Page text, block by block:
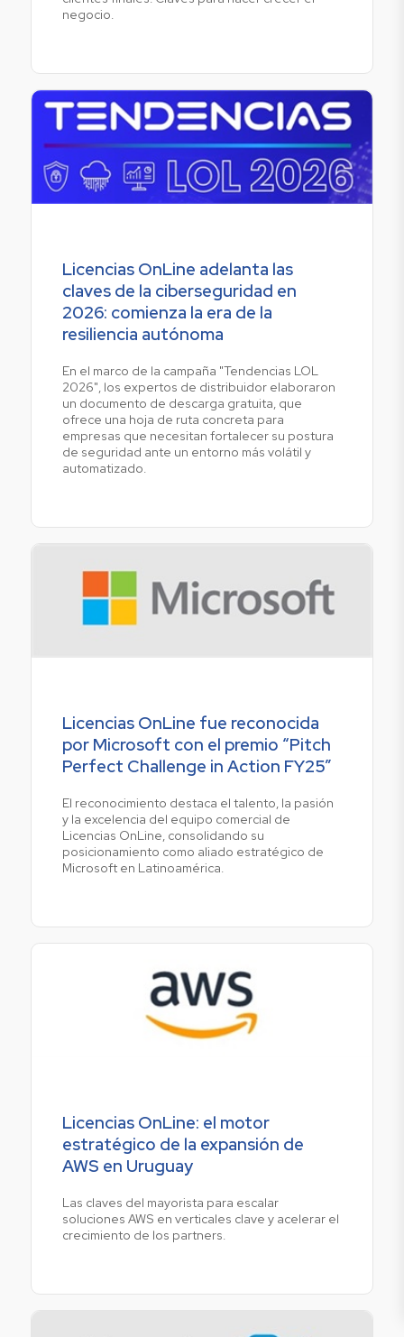
negocio.
Licencias OnLine adelanta las
claves de la ciberseguridad en
2026: comienza la era de la
resiliencia autónoma
En el marco de la campaña "Tendencias LOL
2026", los expertos de distribuidor elaboraron
un documento de descarga gratuita, que
ofrece una hoja de ruta concreta para
empresas que necesitan fortalecer su postura
de seguridad ante un entorno más volátil y
automatizado.
Licencias OnLine fue reconocida
por Microsoft con el premio “Pitch
Perfect Challenge in Action FY25”
El reconocimiento destaca el talento, la pasión
y la excelencia del equipo comercial de
Licencias OnLine, consolidando su
posicionamiento como aliado estratégico de
Microsoft en Latinoamérica.
Licencias OnLine: el motor
estratégico de la expansión de
AWS en Uruguay
Las claves del mayorista para escalar
soluciones AWS en verticales clave y acelerar el
crecimiento de los partners.